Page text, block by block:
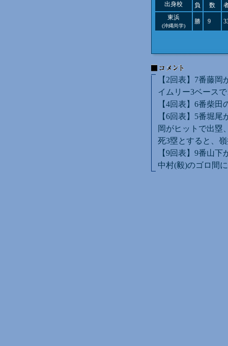
出身校
負
数
東浜
(沖縄尚学)
勝 9
【2回表】7番藤
イムリー3ベース
【4回表】6番柴
【6回表】5番堀
岡がヒットで出塁
死3塁とすると、
【9回表】9番山
中村(毅)のゴロ間